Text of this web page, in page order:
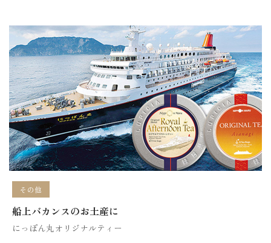
その他
船上バカンスのお土産に
にっぽん丸オリジナルティー